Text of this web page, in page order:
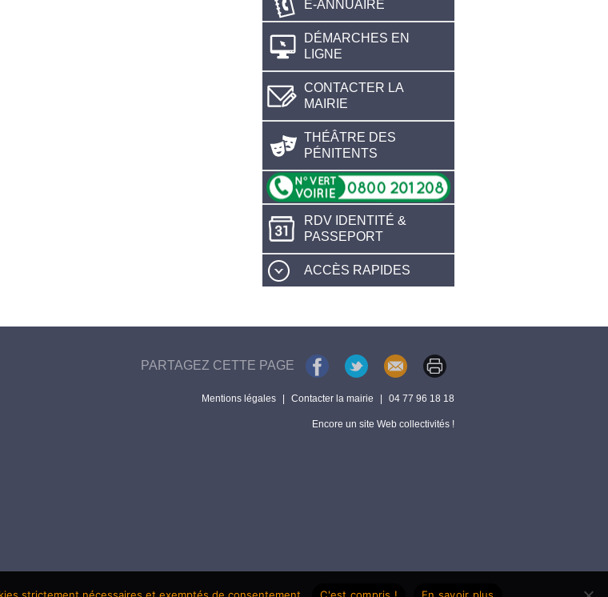
E-ANNUAIRE
DÉMARCHES EN
LIGNE
CONTACTER LA
MAIRIE
THÉÂTRE DES
PÉNITENTS
RDV IDENTITÉ &
PASSEPORT
ACCÈS RAPIDES
PARTAGEZ CETTE PAGE
Mentions légales Contacter la mairie 04 77 96 18 18
Encore un site Web collectivités !